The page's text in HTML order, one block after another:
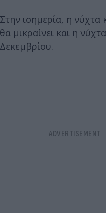
Στην ισημερία, η νύχτα
θα μικραίνει και η
Δεκεμβρίου.